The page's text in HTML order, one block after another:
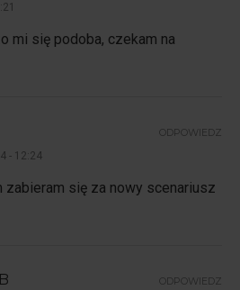
mi się podoba, czekam na
- 12:24
zabieram się za nowy scenariusz
ODPOWIEDZ
ODPOWIEDZ